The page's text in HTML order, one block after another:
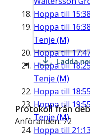
Hoppa till 15:38
Hoppa till 16:38
Tenje (M)
Hoppa till
Hoppa till18:25
Tenje (M)
Hoppa till 18:55
Hoppa till 19:55
Tenje (M)
Hoppa till 21:13
Ladda
Protokoll från
Anföranden: 72